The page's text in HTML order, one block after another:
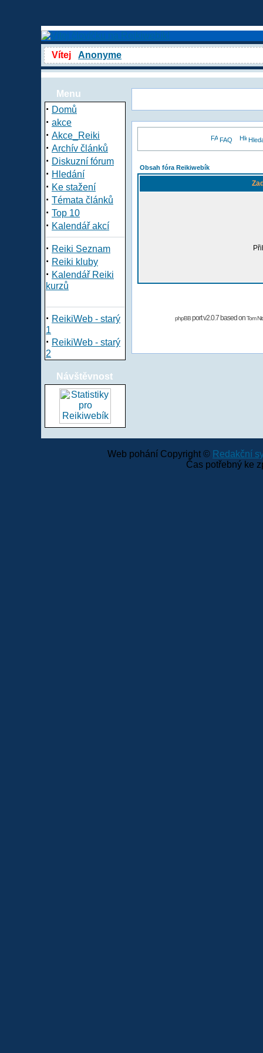
Vítej Anonyme
Menu
· Domů
· akce
· Akce_Reiki
· Archív článků
· Diskuzní fórum
· Hledání
· Ke stažení
· Témata článků
· Top 10
· Kalendář akcí
· Reiki Seznam
· Reiki kluby
· Kalendář Reiki
kurzů
· ReikiWeb - starý
1
· ReikiWeb - starý
2
Návštěvnost
FAQ
Obsah fóra Reikiwebík
phpBBport v2.0.7 based onTom
Web pohání Copyright © Redakční
Čas potřebný ke